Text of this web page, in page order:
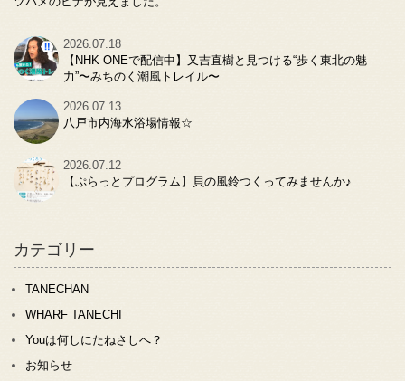
2026.07.18
【NHK ONEで配信中】又吉直樹と見つける“歩く東北の魅
力”〜みちのく潮風トレイル〜
2026.07.13
八戸市内海水浴場情報☆
2026.07.12
【ぷらっとプログラム】貝の風鈴つくってみませんか♪
カテゴリー
TANECHAN
WHARF TANECHI
Youは何しにたねさしへ？
お知らせ